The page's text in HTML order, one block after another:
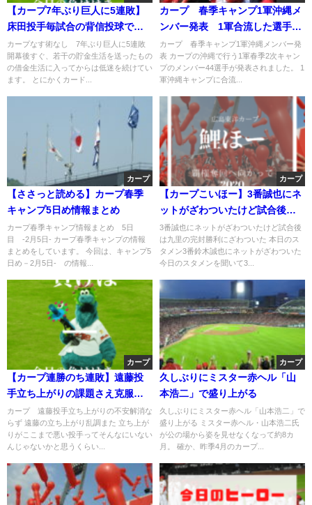
【カープ7年ぶり巨人に5連敗】
床田投手毎試合の背信投球で先
発ローテから外れます
カープなす術なし 7年ぶり巨人に5連敗
開幕後すぐ、若干の貯金生活を送ったもの
の借金生活に入ってからは低迷を続けてい
ます。 とにかくカード...
カープ 春季キャンプ1軍沖縄メ
ンバー発表 1軍合流した選手外
れた選手は
カープ 春季キャンプ1軍沖縄メンバー発
表 カープの沖縄で行う1軍春季2次キャン
プのメンバー44選手が発表されました。 1
軍沖縄キャンプに合流...
カープ
【ささっと読める】カープ春季
キャンプ5日め情報まとめ
カープ春季キャンプ情報まとめ 5日
目 -2月5日- カープ春季キャンプの情報
まとめをしています。 今回は、キャンプ5
日め－2月5日- の情報...
カープ
【カープこいほー】3番誠也にネ
ットがざわついたけど試合後は
九里の完封勝利にざわついた
3番誠也にネットがざわついたけど試合後
は九里の完封勝利にざわついた 本日のス
タメン3番鈴木誠也にネットがざわついた
今日のスタメンを聞いて3...
カープ
【カープ連勝のち連敗】遠藤投
手立ち上がりの課題さえ克服出
来たら凄い投手になる予感
カープ 遠藤投手立ち上がりの不安解消な
らず 遠藤の立ち上がり乱調また 立ち上が
りがここまで悪い投手ってそんなにいない
んじゃないかと思うくらい...
カープ
久しぶりにミスター赤ヘル「山
本浩二」で盛り上がる
久しぶりにミスター赤ヘル「山本浩二」で
盛り上がる ミスター赤ヘル・山本浩二氏
が公の場から姿を見せなくなって約8カ
月。 確か、昨季4月のカープ...